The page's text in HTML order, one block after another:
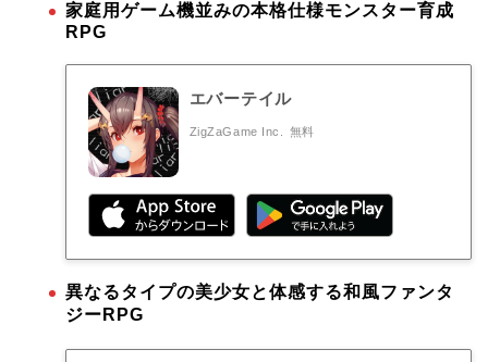
家庭用ゲーム機並みの本格仕様モンスター育成
RPG
エバーテイル
ZigZaGame Inc. 無料
異なるタイプの美少女と体感する和風ファンタ
ジーRPG